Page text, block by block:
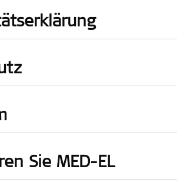
Sie MED-EL